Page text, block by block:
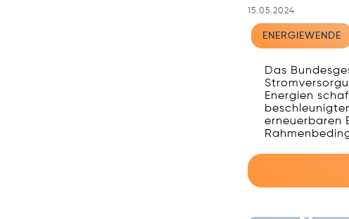
15.05.2024
ENERGIEWENDE
Das
Energien
erneuerbaren